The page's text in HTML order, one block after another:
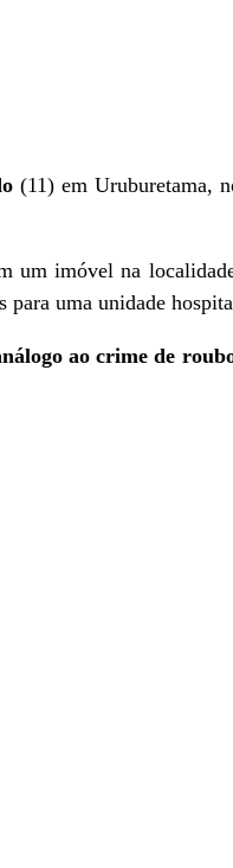
(11) em Uruburetama,
um imóvel na
uma unidade
ao crime de